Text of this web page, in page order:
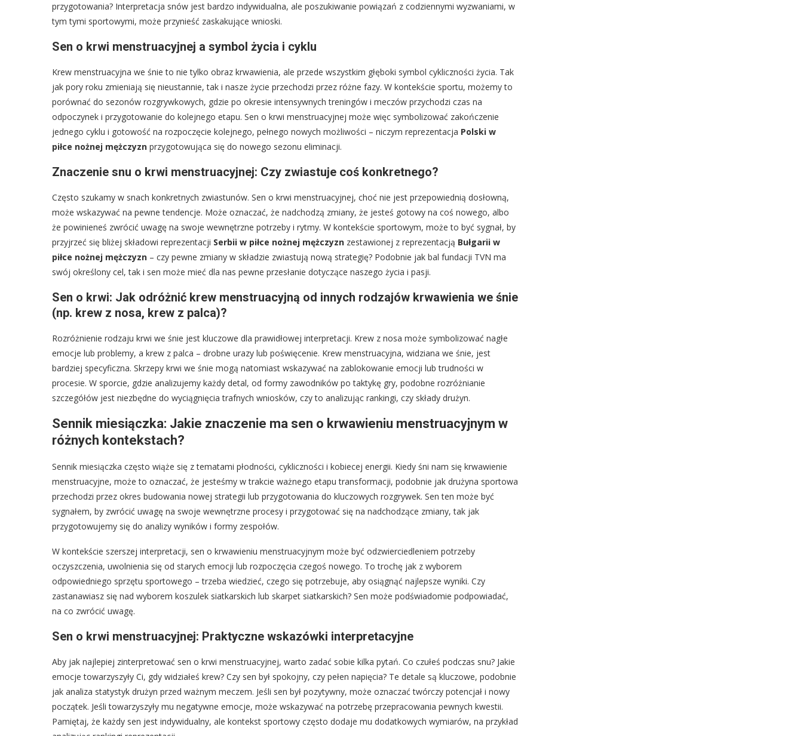
przygotowania? Interpretacja snów jest bardzo indywidualna, ale poszukiwanie powiązań z codziennymi wyzwaniami, w
tym tymi sportowymi, może przynieść zaskakujące wnioski.
Sen o krwi menstruacyjnej a symbol życia i cyklu
Krew menstruacyjna we śnie to nie tylko obraz krwawienia, ale przede wszystkim głęboki symbol cykliczności życia. Tak
jak pory roku zmieniają się nieustannie, tak i nasze życie przechodzi przez różne fazy. W kontekście sportu, możemy to
porównać do sezonów rozgrywkowych, gdzie po okresie intensywnych treningów i meczów przychodzi czas na
odpoczynek i przygotowanie do kolejnego etapu. Sen o krwi menstruacyjnej może więc symbolizować zakończenie
jednego cyklu i gotowość na rozpoczęcie kolejnego, pełnego nowych możliwości – niczym reprezentacja Polski w
piłce nożnej mężczyzn przygotowująca się do nowego sezonu eliminacji.
Znaczenie snu o krwi menstruacyjnej: Czy zwiastuje coś konkretnego?
Często szukamy w snach konkretnych zwiastunów. Sen o krwi menstruacyjnej, choć nie jest przepowiednią dosłowną,
może wskazywać na pewne tendencje. Może oznaczać, że nadchodzą zmiany, że jesteś gotowy na coś nowego, albo
że powinieneś zwrócić uwagę na swoje wewnętrzne potrzeby i rytmy. W kontekście sportowym, może to być sygnał, by
przyjrzeć się bliżej składowi reprezentacji Serbii w piłce nożnej mężczyzn zestawionej z reprezentacją Bułgarii w
piłce nożnej mężczyzn – czy pewne zmiany w składzie zwiastują nową strategię? Podobnie jak bal fundacji TVN ma
swój określony cel, tak i sen może mieć dla nas pewne przesłanie dotyczące naszego życia i pasji.
Sen o krwi: Jak odróżnić krew menstruacyjną od innych rodzajów krwawienia we śnie
(np. krew z nosa, krew z palca)?
Rozróżnienie rodzaju krwi we śnie jest kluczowe dla prawidłowej interpretacji. Krew z nosa może symbolizować nagłe
emocje lub problemy, a krew z palca – drobne urazy lub poświęcenie. Krew menstruacyjna, widziana we śnie, jest
bardziej specyficzna. Skrzepy krwi we śnie mogą natomiast wskazywać na zablokowanie emocji lub trudności w
procesie. W sporcie, gdzie analizujemy każdy detal, od formy zawodników po taktykę gry, podobne rozróżnianie
szczegółów jest niezbędne do wyciągnięcia trafnych wniosków, czy to analizując rankingi, czy składy drużyn.
Sennik miesiączka: Jakie znaczenie ma sen o krwawieniu menstruacyjnym w
różnych kontekstach?
Sennik miesiączka często wiąże się z tematami płodności, cykliczności i kobiecej energii. Kiedy śni nam się krwawienie
menstruacyjne, może to oznaczać, że jesteśmy w trakcie ważnego etapu transformacji, podobnie jak drużyna sportowa
przechodzi przez okres budowania nowej strategii lub przygotowania do kluczowych rozgrywek. Sen ten może być
sygnałem, by zwrócić uwagę na swoje wewnętrzne procesy i przygotować się na nadchodzące zmiany, tak jak
przygotowujemy się do analizy wyników i formy zespołów.
W kontekście szerszej interpretacji, sen o krwawieniu menstruacyjnym może być odzwierciedleniem potrzeby
oczyszczenia, uwolnienia się od starych emocji lub rozpoczęcia czegoś nowego. To trochę jak z wyborem
odpowiedniego sprzętu sportowego – trzeba wiedzieć, czego się potrzebuje, aby osiągnąć najlepsze wyniki. Czy
zastanawiasz się nad wyborem koszulek siatkarskich lub skarpet siatkarskich? Sen może podświadomie podpowiadać,
na co zwrócić uwagę.
Sen o krwi menstruacyjnej: Praktyczne wskazówki interpretacyjne
Aby jak najlepiej zinterpretować sen o krwi menstruacyjnej, warto zadać sobie kilka pytań. Co czułeś podczas snu? Jakie
emocje towarzyszyły Ci, gdy widziałeś krew? Czy sen był spokojny, czy pełen napięcia? Te detale są kluczowe, podobnie
jak analiza statystyk drużyn przed ważnym meczem. Jeśli sen był pozytywny, może oznaczać twórczy potencjał i nowy
początek. Jeśli towarzyszyły mu negatywne emocje, może wskazywać na potrzebę przepracowania pewnych kwestii.
Pamiętaj, że każdy sen jest indywidualny, ale kontekst sportowy często dodaje mu dodatkowych wymiarów, na przykład